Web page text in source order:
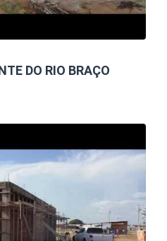
DO RIO BRAÇO